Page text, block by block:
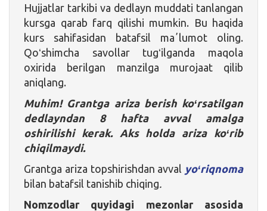
Hujjatlar tarkibi va dedlayn muddati tanlangan
kursga qarab farq qilishi mumkin. Bu haqida
kurs sahifasidan batafsil maʼlumot oling.
Qoʻshimcha savollar tugʻilganda maqola
oxirida berilgan manzilga murojaat qilib
aniqlang.
Muhim! Grantga ariza berish koʻrsatilgan
dedlayndan 8 hafta avval amalga
oshirilishi kerak. Aks holda ariza koʻrib
chiqilmaydi.
Grantga ariza topshirishdan avval yoʻriqnoma
bilan batafsil tanishib chiqing
Nomzodlar quyidagi mezonlar asosida